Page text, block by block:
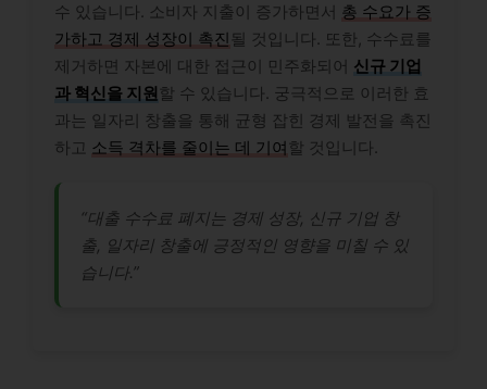
수 있습니다. 소비자 지출이 증가하면서 총 수요가 증
가하고 경제 성장이 촉진 될 것입니다. 또한, 수수료를
제거하면 자본에 대한 접근이 민주화되어 신규 기업
과 혁신을 지원 할 수 있습니다. 궁극적으로 이러한 효
과는 일자리 창출을 통해 균형 잡힌 경제 발전을 촉진
하고 소득 격차를 줄이는 데 기여 할 것입니다.
“대출 수수료 폐지는 경제 성장, 신규 기업 창
출, 일자리 창출에 긍정적인 영향을 미칠 수 있
습니다.”